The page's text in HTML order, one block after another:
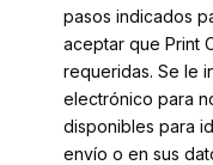
pasos indicados
aceptar que Print
requeridas. Se le
electrónico para
disponibles para
envío o en sus